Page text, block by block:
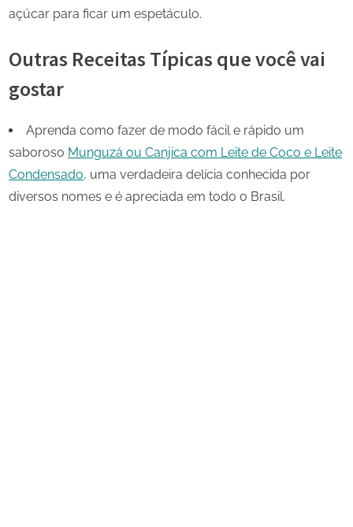
açúcar para ficar um espetáculo.
Outras Receitas Típicas que você vai
gostar
Aprenda como fazer de modo fácil e rápido um
saboroso Munguzá ou Canjica com Leite de Coco e Leite
Condensado, uma verdadeira delícia conhecida por
diversos nomes e é apreciada em todo o Brasil.